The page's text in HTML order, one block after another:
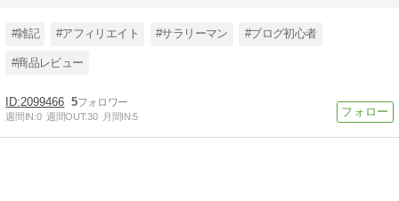
#雑記 #アフィリエイト #サラリーマン #ブログ初心者
#商品レビュー
2099466 5
週間IN:0 週間OUT:30 月間IN:5